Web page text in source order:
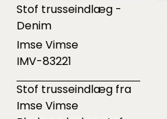
Stof trusseindlæg -
Denim
Imse Vimse
IMV-83221
Stof trusseindlæg fra
Imse Vimse